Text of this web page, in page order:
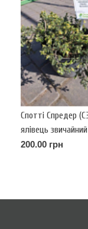
Спотті Спредер
ялівець
Spreader)
200.00 грн